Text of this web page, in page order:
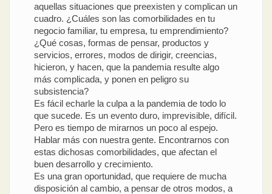
aquellas situaciones que preexisten y complican un
cuadro. ¿Cuáles son las comorbilidades en tu
negocio familiar, tu empresa, tu emprendimiento?
¿Qué cosas, formas de pensar, productos y
servicios, errores, modos de dirigir, creencias,
hicieron, y hacen, que la pandemia resulte algo
más complicada, y ponen en peligro su
subsistencia?
Es fácil echarle la culpa a la pandemia de todo lo
que sucede. Es un evento duro, imprevisible, difícil.
Pero es tiempo de mirarnos un poco al espejo.
Hablar más con nuestra gente. Encontrarnos con
estas dichosas comorbilidades, que afectan el
buen desarrollo y crecimiento.
Es una gran oportunidad, que requiere de mucha
disposición al cambio, a pensar de otros modos, a